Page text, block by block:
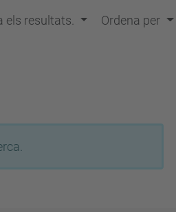
els resultats. Ordena per